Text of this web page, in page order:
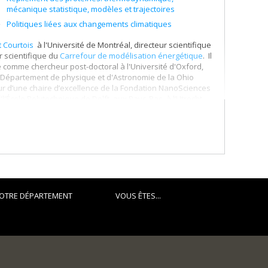
mécanique statistique, modèles et trajectoires
Politiques liées aux changements climatiques
Courtois à l'Université de Montréal, directeur scientifique
scientifique du Carrefour de modélisation énergétique. Il
chercheur post-doctoral à l'Université d'Oxford,
de physique et d'Astronomie de la Ohio
chaire d’excellence de la Fondation NanoSciences
Pierre et Marie Curie. Il fut le directeur scientifique
avec plus de 200 articles scientifiques à son actif,
une émission de savoir scientifique disponible sur
et société, dont «
DÉPARTEMENT VOUS ÊTES...